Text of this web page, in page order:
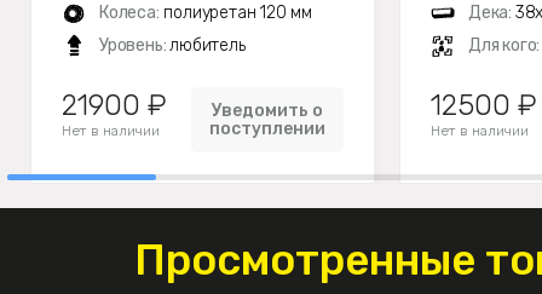
Колеса: полиуретан 120 мм
Уровень:любитель
21900 ₽
Нет в наличии
Уведомить о
поступлении
Дека:
Для кого:
12500 ₽
Нет в наличии
Просмотренные